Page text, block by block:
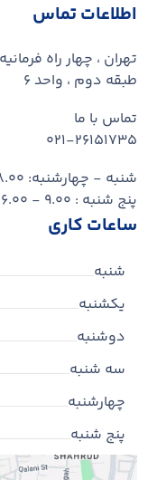
اطلاعات تماس
طبقه دوم ، واحد ۶
تماس با ما
۰۲۱-۲۶۱۵۱۷۳۵
شنبه - چهارشنبه: 8.00 - 20.00
پنج شنبه : 9.00 - 16.00
ساعات کاری
شنبه
یکشنبه
دوشنبه
سه شنبه
چهارشنبه
پنج شنبه